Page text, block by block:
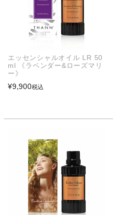
エッセンシャルオイル LR 50
ml 《ラベンダー&ローズマリ
ー》
¥9,900税込